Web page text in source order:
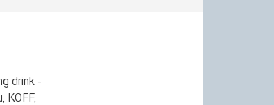
drink -
KOFF,